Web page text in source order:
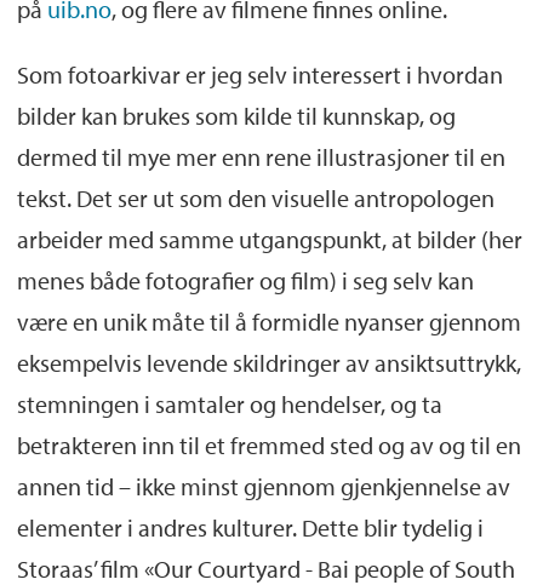
på uib.no, og flere av filmene finnes online.
Som fotoarkivar er jeg selv interessert i hvordan
bilder kan brukes som kilde til kunnskap, og
dermed til mye mer enn rene illustrasjoner til en
tekst. Det ser ut som den visuelle antropologen
arbeider med samme utgangspunkt, at bilder (her
menes både fotografier og film) i seg selv kan
være en unik måte til å formidle nyanser gjennom
eksempelvis levende skildringer av ansiktsuttrykk,
stemningen i samtaler og hendelser, og ta
betrakteren inn til et fremmed sted og av og til en
annen tid – ikke minst gjennom gjenkjennelse av
elementer i andres kulturer. Dette blir tydelig i
Storaas’ film «Our Courtyard - Bai people of South